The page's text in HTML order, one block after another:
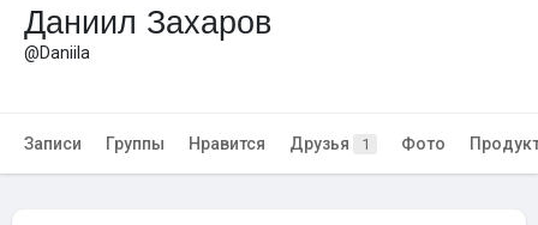
Даниил Захаров
@Daniila
Записи Группы Нравится Друзья 1 Фото